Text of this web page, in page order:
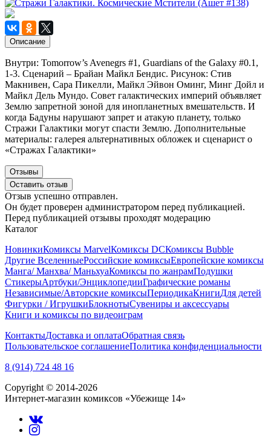
Описание
Внутри: Tomorrow’s Avenegrs #1, Guardians of the Galaxy #0.1,
1-3. Сценарий – Брайан Майкл Бендис. Рисунок: Стив
Макнивен, Сара Пикелли, Майкл Эйвон Оминг, Минг Дойл и
Майкл Дель Мундо. Совет галактических империй объявляет
Землю запретной зоной для инопланетных вмешательств. И
когда Бадуны нарушают запрет и атакую планету, только
Стражи Галактики могут спасти Землю. Дополнительные
материалы: галерея альтернативных обложек и сценарист о
«Стражах Галактики»
Отзывы
Оставить отзыв
Отзыв успешно отправлен.
Он будет проверен администратором перед публикацией.
Перед публикацией отзывы проходят модерацию
Каталог
НовинкиКомиксы MarvelКомиксы DCКомиксы Bubble
Другие ВселенныеРоссийские комиксыЕвропейские комиксы
Манга/ Манхва/ МаньхуаКомиксы по жанрамПодушки
СтикерыАртбуки/ЭнциклопедииГрафические романы
Независимые/Авторские комиксыПериодикаКнигиДля детей
Фигурки / ИгрушкиБлокнотыСувениры и аксессуары
Книги и комиксы по видеоиграм
КонтактыДоставка и оплатаОбратная связь
Пользовательское соглашениеПолитика конфиденциальности
8 (914) 724 48 16
Copyright © 2014-2026
Интернет-магазин комиксов «Убежище 14»